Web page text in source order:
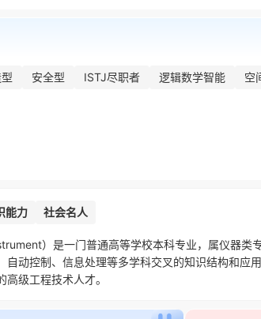
安全型 ISTJ尽职者 逻辑数学智能 空
能力 社会名人
）是一门普通高等学校本科专业，属仪器类
动控制、信息处理等多学科交叉的知识结构和
级工程技术人才。